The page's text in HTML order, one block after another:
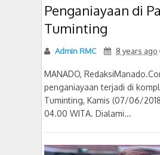
Penganiayaan di
Tuminting
Admin RMC 8 years ago
MANADO,
penganiayaan terjadi di
Tuminting, Kamis (07/06/
04.00 WITA. Dialami...